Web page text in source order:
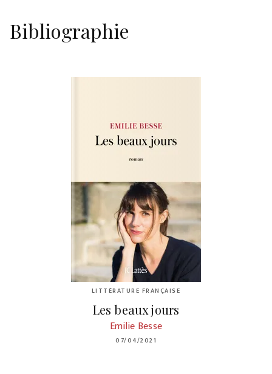
Bibliographie
LITTÉRATURE FRANÇAISE
Les beaux jours
Emilie Besse
07/04/2021